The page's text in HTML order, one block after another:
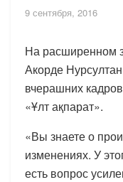
9 сентября, 2016
На расширенном
Акорде
вчерашних
«Ұлт ақпарат».
«Вы знаете о
изменениях. У
есть вопрос